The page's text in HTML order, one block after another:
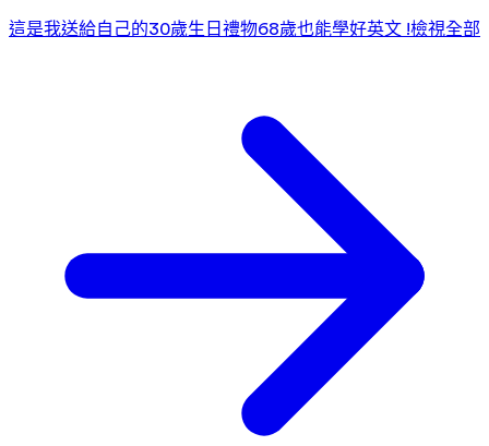
這是我送給自己的30歲生日禮物68歲也能學好英文 !檢視全部